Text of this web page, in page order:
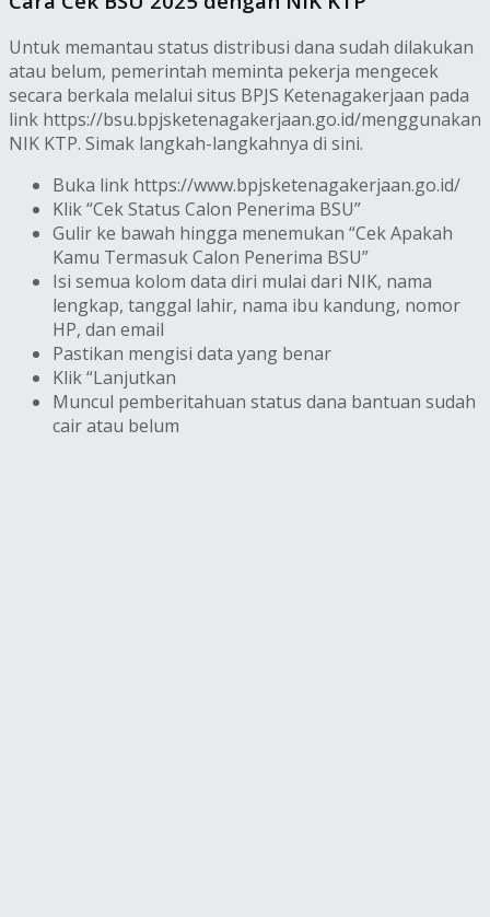
Untuk memantau status distribusi dana sudah dilakukan
atau belum, pemerintah meminta pekerja mengecek
secara berkala melalui situs BPJS Ketenagakerjaan pada
link https://bsu.bpjsketenagakerjaan.go.id/menggunakan
NIK KTP. Simak langkah-langkahnya di sini.
Buka link https://www.bpjsketenagakerjaan.go.id/
Klik “Cek Status Calon Penerima BSU”
Gulir ke bawah hingga menemukan “Cek Apakah
Kamu Termasuk Calon Penerima BSU”
Isi semua kolom data diri mulai dari NIK, nama
lengkap, tanggal lahir, nama ibu kandung, nomor
HP, dan email
Pastikan mengisi data yang benar
Klik “Lanjutkan
Muncul pemberitahuan status dana bantuan sudah
cair atau belum